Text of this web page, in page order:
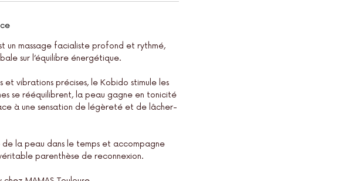
un massage facialiste profond et rythmé,
sur l’équilibre énergétique.
et vibrations précises, le Kobido stimule les
se rééquilibrent, la peau gagne en tonicité
à une sensation de légèreté et de lâcher-
la peau dans le temps et accompagne
parenthèse de reconnexion.